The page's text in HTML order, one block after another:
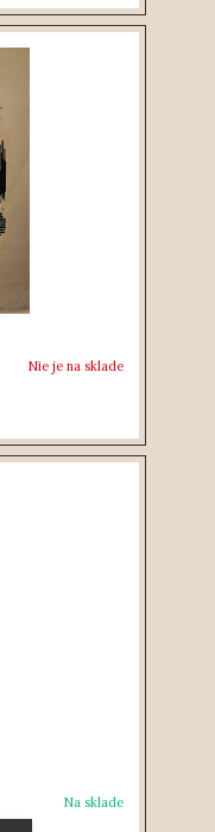
Nie je na sklade
Na sklade